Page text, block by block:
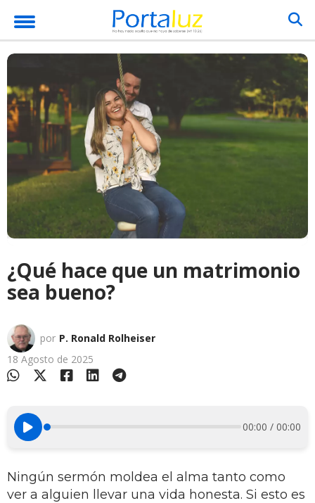
¿Qué hace que un matrimonio
sea bueno?
por P. Ronald Rolheiser
18 Agosto de 2025
00:00 / 00:00
Ningún sermón moldea el alma tanto como
ver a alguien llevar una vida honesta. Si esto es